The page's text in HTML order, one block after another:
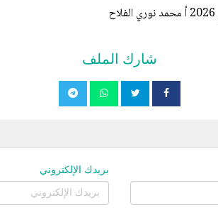
شارك الملف
بريدك الإلكتروني